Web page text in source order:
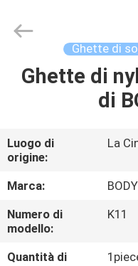
CASA
CIRCA
NOI
GIRO
DELLA
Fumao
Technology
Reserved.
Ghette di
Ghette di
di
Luogo di
origine:
La
Marca:
Numero di
modello:
K11
Quantità di